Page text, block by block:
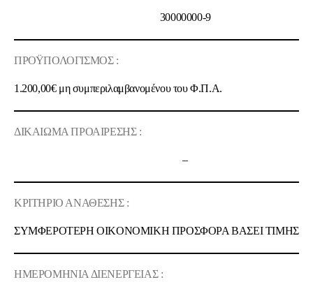
30000000-9
ΠΡΟΫΠΟΛΟΓΙΣΜΟΣ :
1.200,00€μη συμπεριλαμβανομένου του Φ.Π.Α.
ΔΙΚΑΙΩΜΑ ΠΡΟΑΙΡΕΣΗΣ :
–
ΚΡΙΤΗΡΙΟ ΑΝΑΘΕΣΗΣ :
ΣΥΜΦΕΡΟΤΕΡΗ OIKONOMIKH ΠΡΟΣΦΟΡΑ ΒΑΣΕΙ ΤΙΜΗΣ
ΗΜΕΡΟΜΗΝΙΑ ΔΙΕΝΕΡΓΕΙΑΣ :